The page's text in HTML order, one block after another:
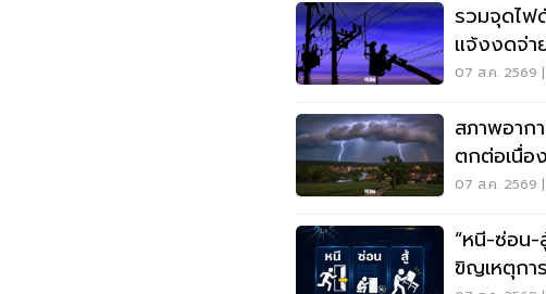
รวมจุดไ
แจ้งงดจ่า
สมุทรปรา
07 ส.ค. 2569
สภาพอาก
ตกต่อเนื่อ
ตกหนักมา
07 ส.ค. 2569
“หนี-ซ่อน-สู้” วิธีเอาตัวรอด
ขิญเหตุก